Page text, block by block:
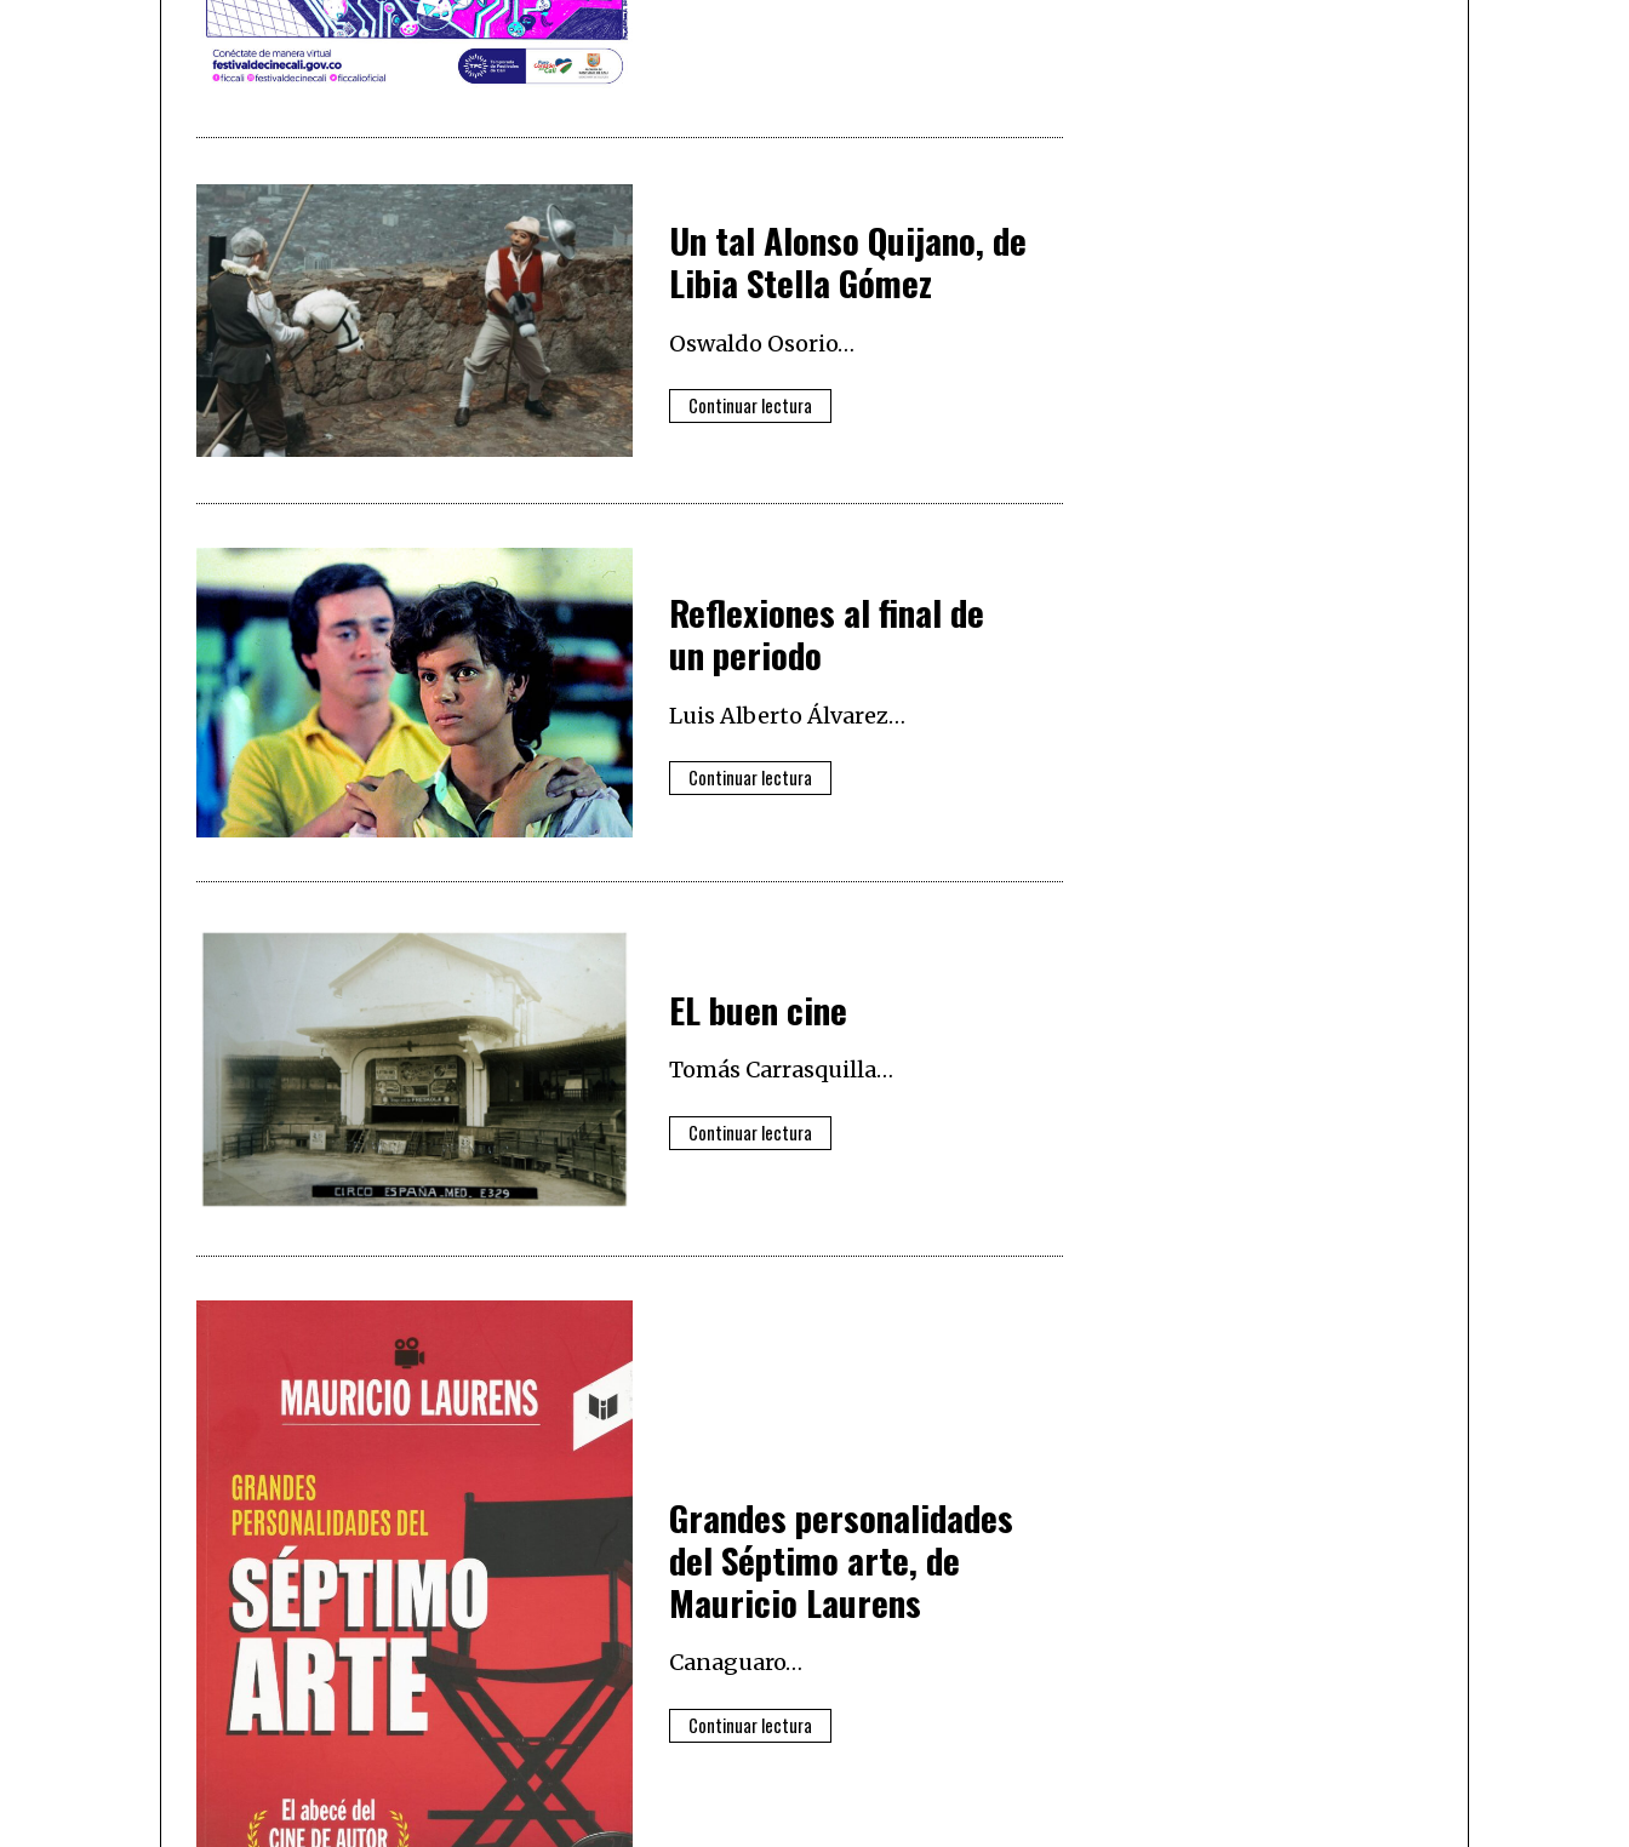
Un tal Alonso Quijano, de
Libia Stella Gómez
Oswaldo Osorio…
Continuar lectura
Reflexiones al final de
un periodo
Luis Alberto Álvarez…
Continuar lectura
EL buen cine
Tomás Carrasquilla…
Continuar lectura
Grandes personalidades
del Séptimo arte, de
Mauricio Laurens
Canaguaro…
Continuar lectura